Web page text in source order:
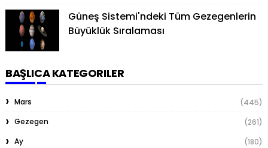
Güneş Sistemi'ndeki Tüm Gezegenlerin
Büyüklük Sıralaması
BAŞLICA KATEGORILER
Mars
(445)
Gezegen
(261)
Ay
(180)